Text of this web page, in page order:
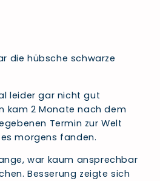
die hübsche schwarze
leider gar nicht gut
kam 2 Monate nach dem
Termin zur Welt
morgens fanden.
war kaum ansprechbar
Besserung zeigte sich